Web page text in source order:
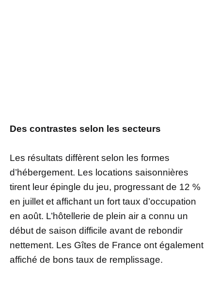
Des contrastes selon les secteurs
Les résultats diffèrent selon les formes
d’hébergement. Les locations saisonnières
tirent leur épingle du jeu, progressant de 12 %
en juillet et affichant un fort taux d’occupation
en août. L’hôtellerie de plein air a connu un
début de saison difficile avant de rebondir
nettement. Les Gîtes de France ont également
affiché de bons taux de remplissage.